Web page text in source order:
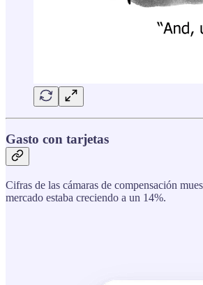
Gasto con tarjetas
Cifras de las cámaras de compensación
mercado estaba creciendo a un 14%.